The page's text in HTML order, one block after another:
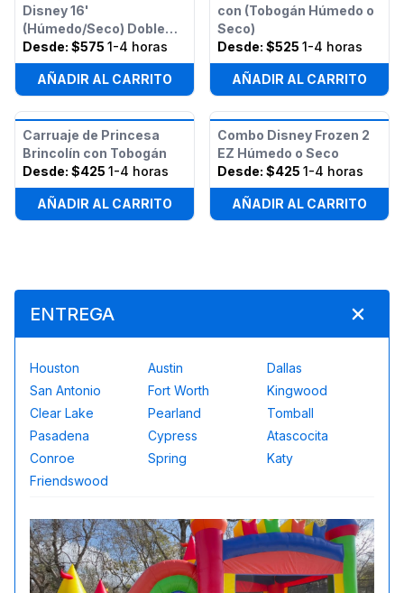
Disney 16'
(Húmedo/Seco) Doble
Carril
Desde: $575 1-4 horas
AÑADIR AL CARRITO
con (Tobogán Húmedo o
Seco)
Desde: $525 1-4 horas
AÑADIR AL CARRITO
Carruaje de Princesa
Brincolín con Tobogán
Desde: $425 1-4 horas
AÑADIR AL CARRITO
Combo Disney Frozen 2
EZ Húmedo o Seco
Desde: $425 1-4 horas
AÑADIR AL CARRITO
ENTREGA
Houston Austin
Dallas
San Antonio
Fort Worth
Kingwood
Clear Lake
Pearland
Tomball
Pasadena
Cypress
Atascocita
Conroe
Spring
Katy
Friendswood